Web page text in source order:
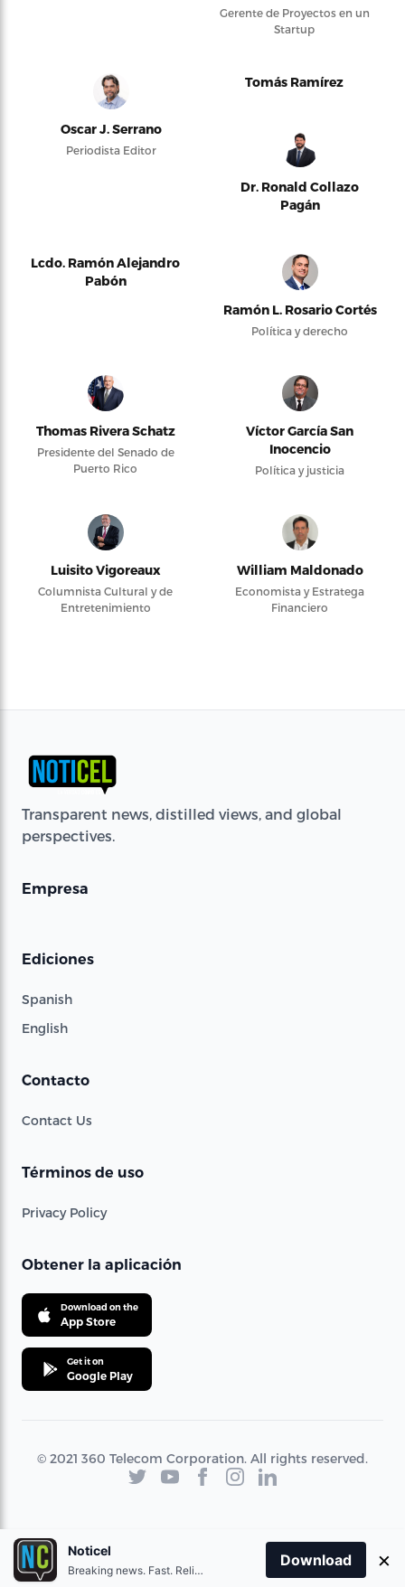
Gerente de Proyectos en un
Startup
Oscar J. Serrano
Periodista Editor
Tomás Ramírez
Dr. Ronald Collazo
Pagán
Lcdo. Ramón Alejandro
Pabón
Ramón L. Rosario Cortés
Política y derecho
Thomas Rivera Schatz
Presidente del Senado de
Puerto Rico
Víctor García San
Inocencio
Política y justicia
Luisito Vigoreaux
Columnista Cultural y de
Entretenimiento
William Maldonado
Economista y Estratega
Financiero
Transparent news, distilled views, and global
perspectives.
Empresa
Ediciones
Spanish
English
Contacto
Contact Us
Términos de uso
Privacy Policy
Obtener la aplicación
Download on the
App Store
Get it on
Google Play
© 2021 360 Telecom Corporation. All rights reserved.
Noticel
Breaking news. Fast. Reliable.
Download ×